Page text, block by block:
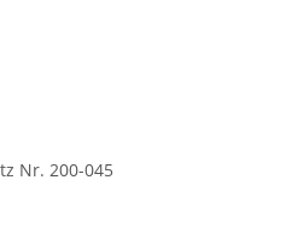
Nr. 200-045